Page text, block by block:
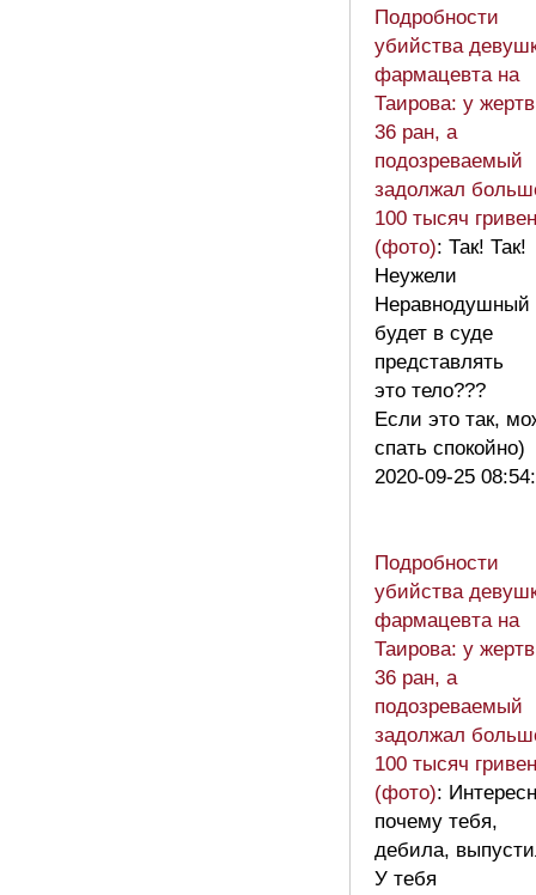
Подробности
убийства
фармацевта на
Таирова: у
36 ран, а
подозреваемый
задолжал
100 тысяч гривен
(фото): Так! Так!
Неужели
Неравнодушный
будет в суде
представлять
это тело???
Если это так,
спать спокойно)
2020-09-25
Подробности
убийства
фармацевта на
Таирова: у
36 ран, а
подозреваемый
задолжал
100 тысяч гривен
(фото):
почему тебя,
дебила,
У тебя